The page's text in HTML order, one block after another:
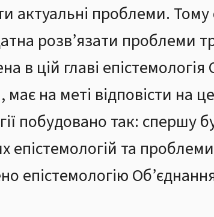
актуальні проблеми. Тому
розв’язати проблеми
в цій главі
має на меті відповісти на
побудовано так: спершу
епістемологій та
епістемологію